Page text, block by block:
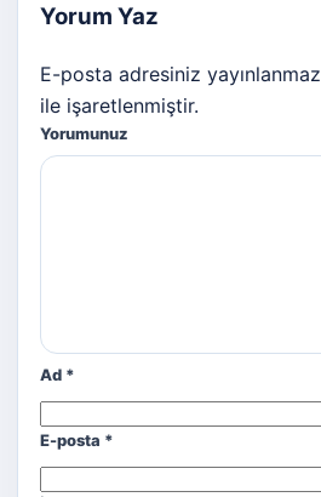
Yorum Yaz
E-posta adresiniz
ile işaretlenmiştir.
Yorumunuz
Ad *
E-posta *